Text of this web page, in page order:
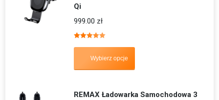
Qi
999.00 zł
5.00
Wybierz opcje
REMAX Ładowarka Samochodowa 3